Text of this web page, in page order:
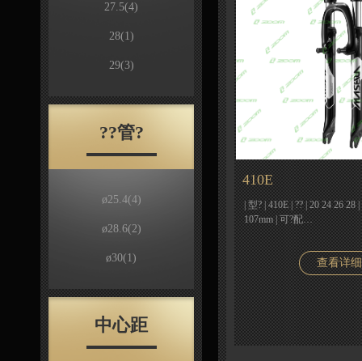
27.5(4)
28(1)
29(3)
??管?
ø25.4(4)
ø28.6(2)
ø30(1)
中心距
410E
| 型? | 410E | ?? | 20 24 26
107mm | 可?配…
查看详细